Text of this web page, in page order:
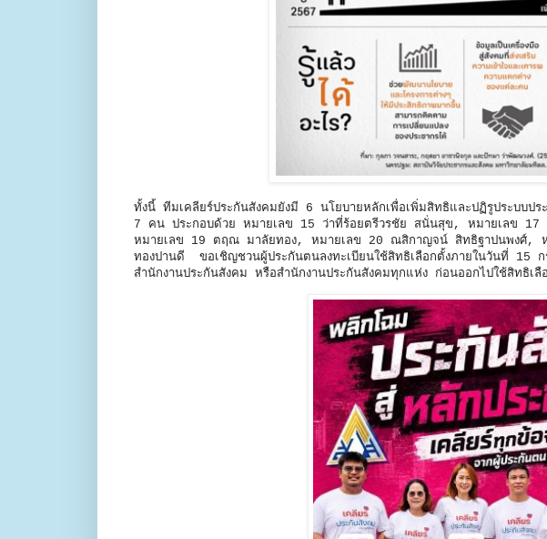
ทั้งนี้ ทีมเคลียร์ประกันสังคมยังมี 6 นโยบายหลักเพื่อเพิ่มสิทธิและปฏิรูประบบป
7 คน ประกอบด้วย หมายเลข 15 ว่าที่ร้อยตรีวรชัย สนั่นสุข, หมายเลข 17
หมายเลข 19 ตฤณ มาลัยทอง, หมายเลข 20 ณสิกาญจน์ สิทธิฐาปนพงศ์,
ทองปานดี ขอเชิญชวนผู้ประกันตนลงทะเบียนใช้สิทธิเลือกตั้งภายในวันที่ 15
สำนักงานประกันสังคม หรือสำนักงานประกันสังคมทุกแห่ง ก่อนออกไปใช้สิทธิ